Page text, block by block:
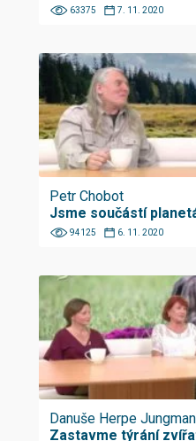
63375 7. 11. 2020
Petr Chobot
Jsme součástí
94125 6. 11. 2020
Danuše Herpe
Zastavme týrání